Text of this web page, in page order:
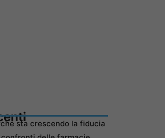
sta crescendo la fiducia